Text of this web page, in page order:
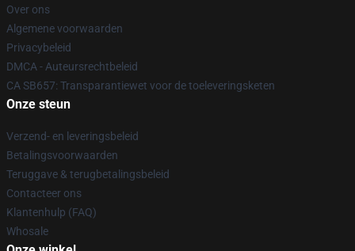
Over ons
Algemene voorwaarden
Privacybeleid
DMCA - Auteursrechtbeleid
CA SB657: Transparantiewet voor de toeleveringsketen
Onze steun
Verzend- en leveringsbeleid
Betalingsvoorwaarden
Teruggave & terugbetalingsbeleid
Contacteer ons
Klantenhulp (FAQ)
Whosale